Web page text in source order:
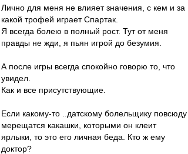
Лично для меня не влияет значения, с кем и за
какой трофей играет Спартак.
Я всегда болею в полный рост. Тут от меня
правды не жди, я пьян игрой до безумия.
А после игры всегда спокойно говорю то, что
увидел.
Как и все присутствующие.
Если какому-то ..датскому болельщику повсюду
мерещатся какашки, которыми он клеит
ярлыки, то это его личная беда. Кто ж ему
доктор?